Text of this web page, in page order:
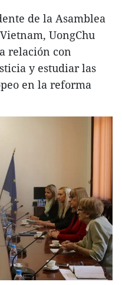
de la Asamblea
UongChu
relación con
y estudiar las
en la reforma